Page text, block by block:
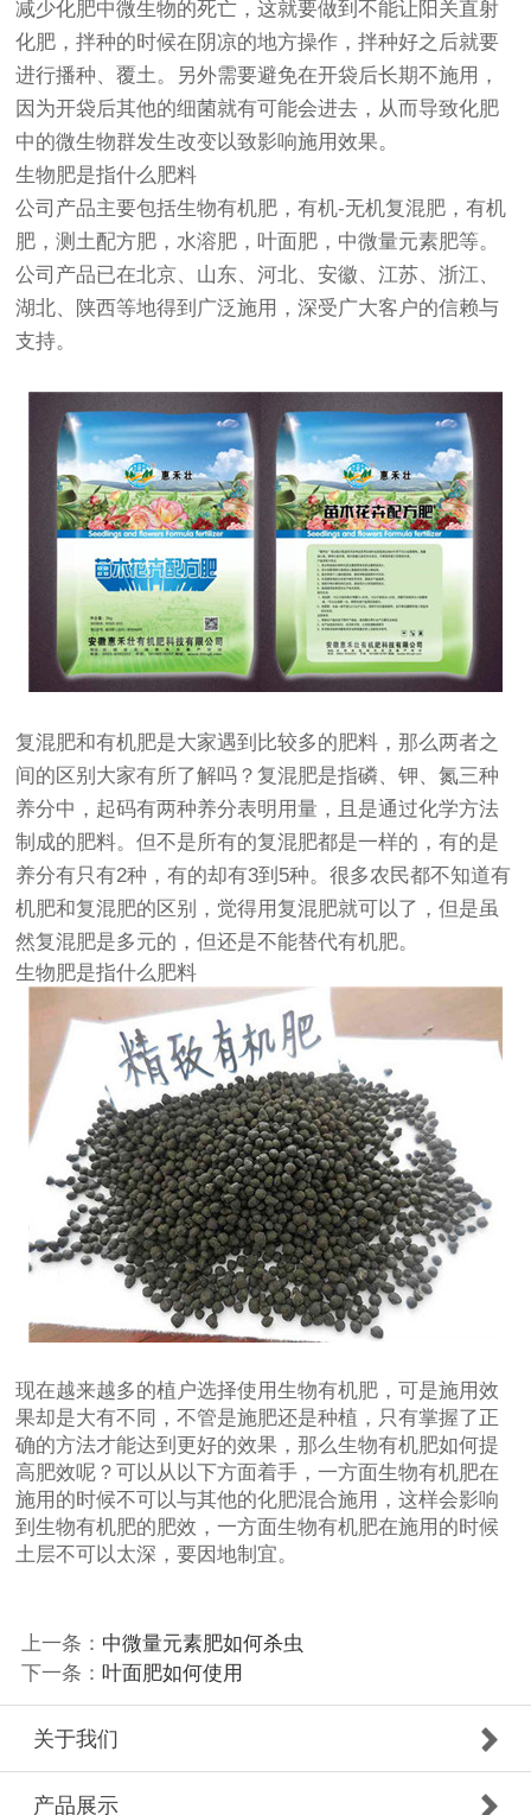
减少化肥中微生物的死亡，这就要做到不能让阳关直射
化肥，拌种的时候在阴凉的地方操作，拌种好之后就要
进行播种、覆土。另外需要避免在开袋后长期不施用，
因为开袋后其他的细菌就有可能会进去，从而导致化肥
中的微生物群发生改变以致影响施用效果。
生物肥是指什么肥料
公司产品主要包括生物有机肥，有机-无机复混肥，有机
肥，测土配方肥，水溶肥，叶面肥，中微量元素肥等。
公司产品已在北京、山东、河北、安徽、江苏、浙江、
湖北、陕西等地得到广泛施用，深受广大客户的信赖与
支持。
复混肥和有机肥是大家遇到比较多的肥料，那么两者之
间的区别大家有所了解吗？复混肥是指磷、钾、氮三种
养分中，起码有两种养分表明用量，且是通过化学方法
制成的肥料。但不是所有的复混肥都是一样的，有的是
养分有只有2种，有的却有3到5种。很多农民都不知道有
机肥和复混肥的区别，觉得用复混肥就可以了，但是虽
然复混肥是多元的，但还是不能替代有机肥。
生物肥是指什么肥料
现在越来越多的植户选择使用生物有机肥，可是施用效
果却是大有不同，不管是施肥还是种植，只有掌握了正
确的方法才能达到更好的效果，那么生物有机肥如何提
高肥效呢？可以从以下方面着手，一方面生物有机肥在
施用的时候不可以与其他的化肥混合施用，这样会影响
到生物有机肥的肥效，一方面生物有机肥在施用的时候
土层不可以太深，要因地制宜。
上一条： 中微量元素肥如何杀虫
下一条： 叶面肥如何使用
关于我们
产品展示